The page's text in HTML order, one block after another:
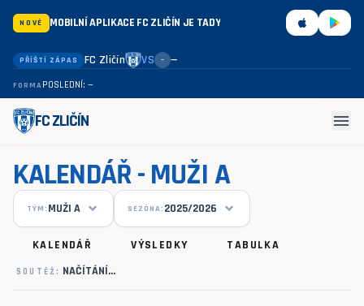
NOVÉ MOBILNÍ APLIKACE FC ZLIČÍN JE TADY
PŘÍŠTÍ ZÁPAS FC Zličín VS – —
FORMAPOSLEDNÍ: —
FC ZLIČÍN menu
KALENDÁŘ - MUŽI A
TÝM: MUŽI A SEZÓNA: 2025/2026
KALENDÁŘ VÝSLEDKY TABULKA
SOUTĚŽ: NAČÍTÁNÍ…